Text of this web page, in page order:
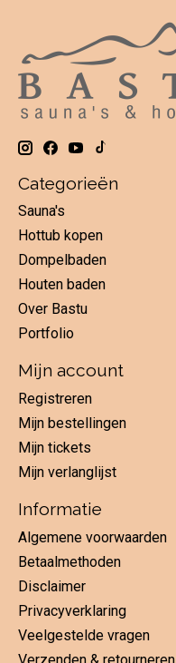
Categorieën
Sauna's
Hottub kopen
Dompelbaden
Houten baden
Over Bastu
Portfolio
Mijn account
Registreren
Mijn bestellingen
Mijn tickets
Mijn verlanglijst
Informatie
Algemene voorwaarden
Betaalmethoden
Disclaimer
Privacyverklaring
Veelgestelde vragen
Verzenden & retourneren